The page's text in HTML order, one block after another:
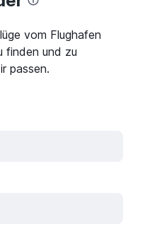
vom Flughafen
finden und zu
passen.